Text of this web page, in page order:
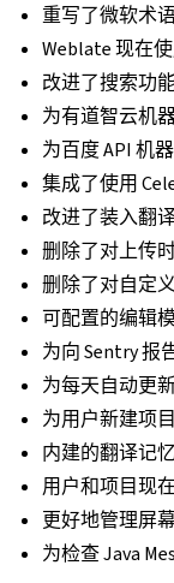
重写了微软术
Weblate 现在
改进了搜索功
为有道智云机
为百度 API 机
集成了使用
改进了装入翻
删除了对上传
删除了对自定
可配置的编辑
为向 Sentry 报
为每天自动更
为用户新建项
内建的翻译记
用户和项目现
更好地管理屏
为检查 Java